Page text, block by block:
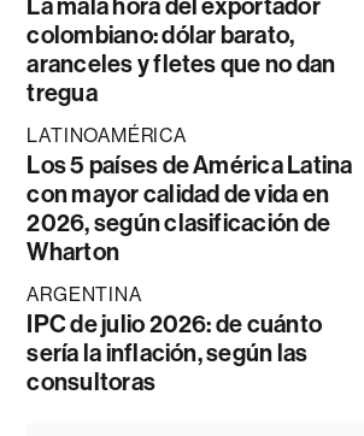
colombiano: dólar barato,
aranceles y fletes que no dan
tregua
LATINOAMÉRICA
Los 5 países de América Latina
con mayor calidad de vida en
2026, según clasificación de
Wharton
ARGENTINA
IPC de julio 2026: de cuánto
sería la inflación, según las
consultoras